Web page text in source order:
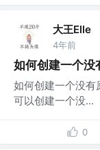
大王Elle
4年前
如何创建一个没
如何创建一个没
可以创建一个没...
0